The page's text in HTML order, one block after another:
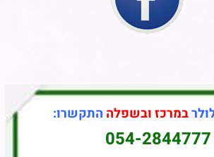
במרכז ובשפלה התקשרו:
054-2844777